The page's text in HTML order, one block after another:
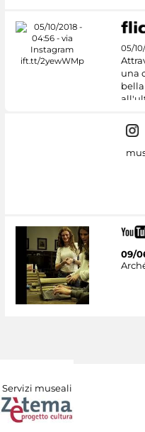
05/
una
09/
Servizi museali